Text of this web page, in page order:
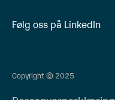
Følg oss på LinkedIn
Copyright © 2025